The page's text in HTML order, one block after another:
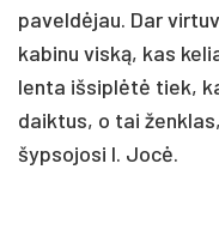
paveldėjau. Dar
kabinu viską, kas
lenta išsiplėtė tiek,
daiktus, o tai
šypsojosi I. Jocė.